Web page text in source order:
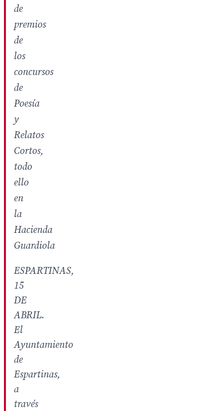
de
premios
de
los
concursos
de
Poesía
y
Relatos
Cortos,
todo
ello
en
la
Hacienda
Guardiola
ESPARTINAS,
15
DE
ABRIL.
El
Ayuntamiento
de
Espartinas,
a
través